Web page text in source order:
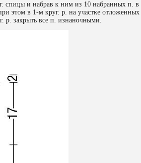
спицы и набрав к ним из 10 набранных п. в
этом в 1-м круг. р. на участке отложенных
р. закрыть все п. изнаночными.